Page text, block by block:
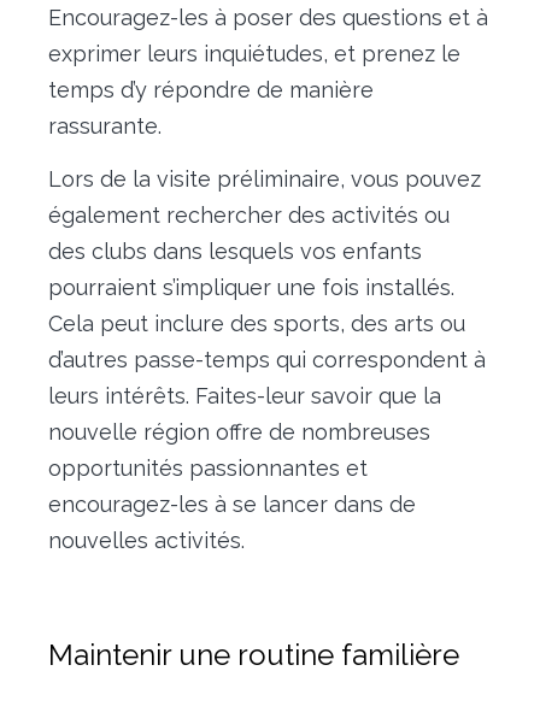
Encouragez-les à poser des questions et à
exprimer leurs inquiétudes, et prenez le
temps d’y répondre de manière
rassurante.
Lors de la visite préliminaire, vous pouvez
également rechercher des activités ou
des clubs dans lesquels vos enfants
pourraient s’impliquer une fois installés.
Cela peut inclure des sports, des arts ou
d’autres passe-temps qui correspondent à
leurs intérêts. Faites-leur savoir que la
nouvelle région offre de nombreuses
opportunités passionnantes et
encouragez-les à se lancer dans de
nouvelles activités.
Maintenir une routine familière